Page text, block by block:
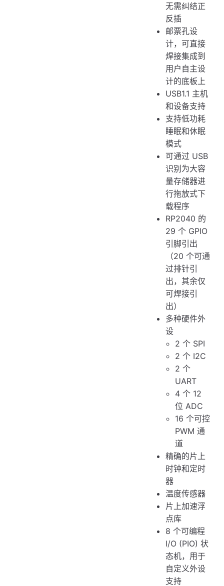
无需纠结正
反插
邮票孔设
计，可直接
焊接集成到
用户自主设
计的底板上
USB1.1 主机
和设备支持
支持低功耗
睡眠和休眠
模式
可通过 USB
识别为大容
量存储器进
行拖放式下
载程序
RP2040 的
29 个 GPIO
引脚引出
（20 个可通
过排针引
出，其余仅
可焊接引
出）
多种硬件外
设
2 个 SPI
2 个 I2C
2 个
UART
4 个 12
位 ADC
16 个可控
PWM 通
道
精确的片上
时钟和定时
器
温度传感器
片上加速浮
点库
8 个可编程
I/O (PIO) 状
态机，用于
自定义外设
支持